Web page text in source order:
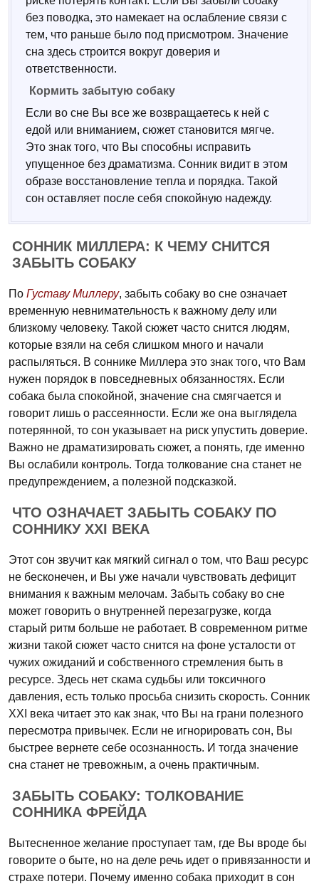
без поводка, это намекает на ослабление связи с
тем, что раньше было под присмотром. Значение
сна здесь строится вокруг доверия и
ответственности.
Кормить забытую собаку
Если во сне Вы все же возвращаетесь к ней с
едой или вниманием, сюжет становится мягче.
Это знак того, что Вы способны исправить
упущенное без драматизма. Сонник видит в этом
образе восстановление тепла и порядка. Такой
сон оставляет после себя спокойную надежду.
СОННИК МИЛЛЕРА: К ЧЕМУ СНИТСЯ
ЗАБЫТЬ СОБАКУ
По Густаву Миллеру, забыть собаку во сне означает
временную невнимательность к важному делу или
близкому человеку. Такой сюжет часто снится людям,
которые взяли на себя слишком много и начали
распыляться. В соннике Миллера это знак того, что Вам
нужен порядок в повседневных обязанностях. Если
собака была спокойной, значение сна смягчается и
говорит лишь о рассеянности. Если же она выглядела
потерянной, то сон указывает на риск упустить доверие.
Важно не драматизировать сюжет, а понять, где именно
Вы ослабили контроль. Тогда толкование сна станет не
предупреждением, а полезной подсказкой.
ЧТО ОЗНАЧАЕТ ЗАБЫТЬ СОБАКУ ПО
СОННИКУ XXI ВЕКА
Этот сон звучит как мягкий сигнал о том, что Ваш ресурс
не бесконечен, и Вы уже начали чувствовать дефицит
внимания к важным мелочам. Забыть собаку во сне
может говорить о внутренней перезагрузке, когда
старый ритм больше не работает. В современном ритме
жизни такой сюжет часто снится на фоне усталости от
чужих ожиданий и собственного стремления быть в
ресурсе. Здесь нет скама судьбы или токсичного
давления, есть только просьба снизить скорость. Сонник
XXI века читает это как знак, что Вы на грани полезного
пересмотра привычек. Если не игнорировать сон, Вы
быстрее вернете себе осознанность. И тогда значение
сна станет не тревожным, а очень практичным.
ЗАБЫТЬ СОБАКУ: ТОЛКОВАНИЕ
СОННИКА ФРЕЙДА
Вытесненное желание проступает там, где Вы вроде бы
говорите о быте, но на деле речь идет о привязанности и
страхе потери. Почему именно собака приходит в сон